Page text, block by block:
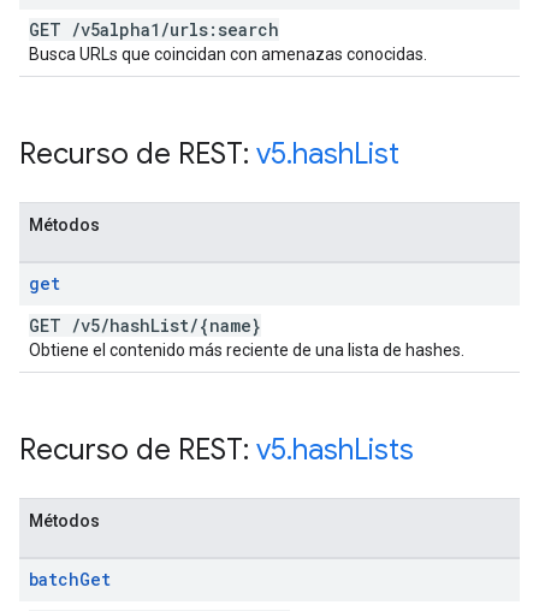
GET /v5alpha1 /urls:search
Busca URLs que coincidan con amenazas conocidas.
Recurso de REST: v5.hashList
Métodos
get
GET /v5/hashList/{name}
Obtiene el contenido más reciente de una lista de hashes.
Recurso de REST: v5.hashLists
Métodos
batchGet